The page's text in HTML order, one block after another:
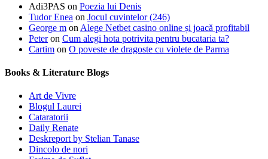
Adi3PAS on Poezia lui Denis
Tudor Enea on Jocul cuvintelor (246)
George m on Alege Netbet casino online și joacă profitabil
Peteron Cum alegi hota potrivita pentru bucataria ta?
Cartim on O poveste de dragoste cu violete de Parma
Books & Literature Blogs
Art de Vivre
Blogul Laurei
Cataratorii
Daily Renate
Deskreport by Stelian Tanase
Dincolo de nori